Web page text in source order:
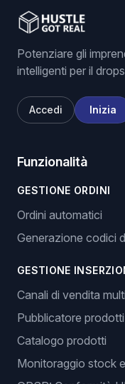
Potenziare gli
intelligenti per il
Accedi Inizia
Funzionalità
GESTIONE ORDINI
Ordini automatici
Generazione codici
GESTIONE
Canali di vendita
Pubblicatore prodotti
Catalogo prodotti
Monitoraggio stock